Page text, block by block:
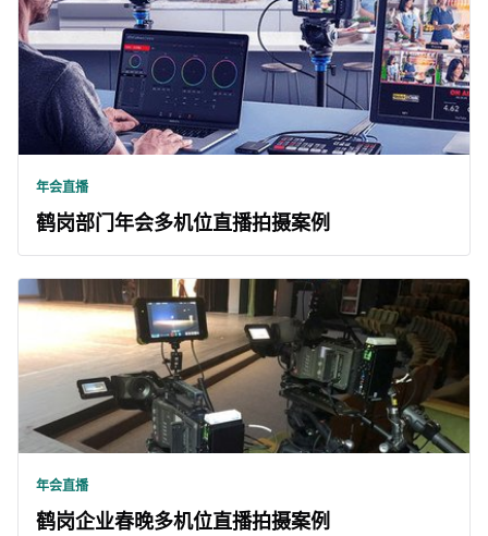
年会直播
鹤岗部门年会多机位直播拍摄案例
年会直播
鹤岗企业春晚多机位直播拍摄案例